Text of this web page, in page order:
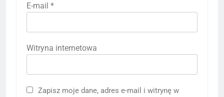
E-mail *
Witryna internetowa
Zapisz moje dane, adres e-mail i witrynę w